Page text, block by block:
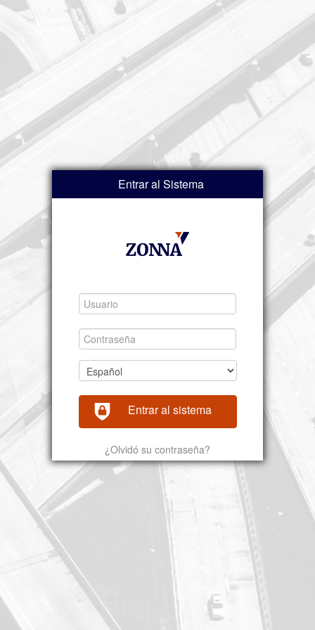
Entrar al Sistema
Entrar al sistema
¿Olvidó su contraseña?